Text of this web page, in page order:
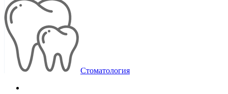
Стоматология